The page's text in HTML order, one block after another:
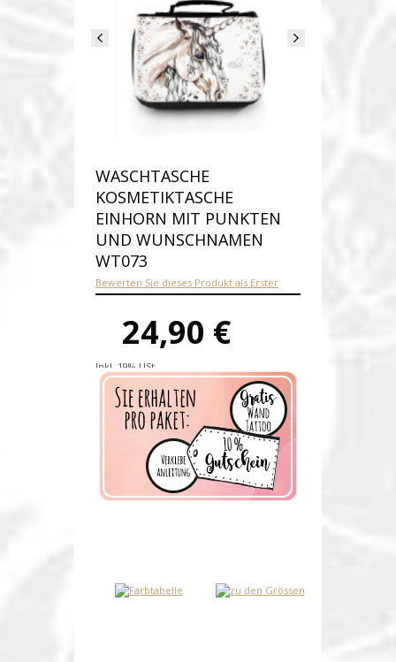
WASCHTASCHE
KOSMETIKTASCHE
EINHORN MIT PUNKTEN
UND WUNSCHNAMEN
WT073
Bewerten Sie dieses Produkt als Erster
24,90 €
Inkl. 19% USt.
Versandkosten
Produktnummer:wt073-E
Verfügbarkeit:Auf Lager
Lieferzeit: 1-2 Werktage